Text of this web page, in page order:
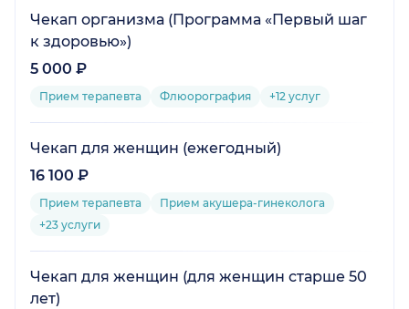
Чекап организма (Программа «Первый шаг
к здоровью»)
5 000 ₽
Прием терапевта Флюорография +12 услуг
Чекап для женщин (ежегодный)
16 100 ₽
Прием терапевта
Прием акушера-гинеколога
+23 услуги
Чекап для женщин (для женщин старше 50
лет)